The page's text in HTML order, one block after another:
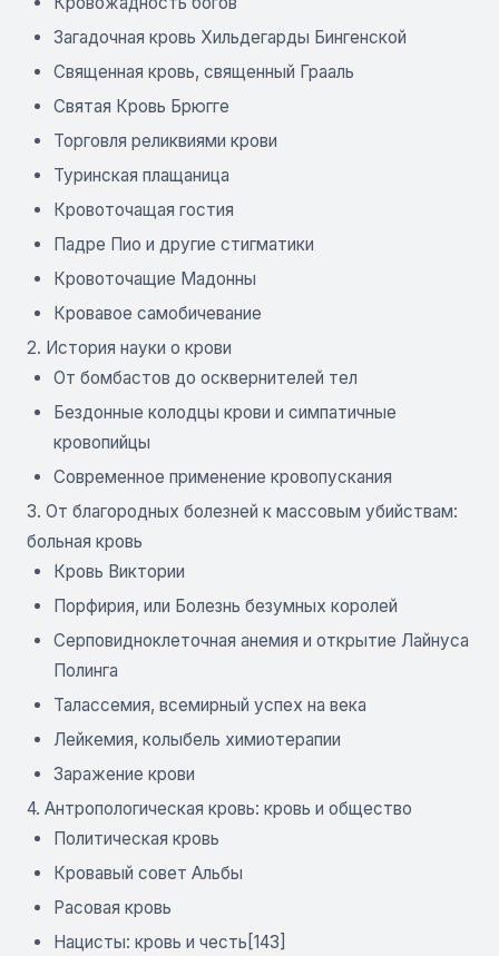
Загадочная кровь Хильдегарды Бингенской
Священная кровь, священный Грааль
Святая Кровь Брюгге
Торговля реликвиями крови
Туринская плащаница
Кровоточащая гостия
Падре Пио и другие стигматики
Кровоточащие Мадонны
Кровавое самобичевание
2. История науки о крови
От бомбастов до осквернителей тел
Бездонные колодцы крови и симпатичные
кровопийцы
Современное применение кровопускания
3. От благородных болезней к массовым убийствам:
больная кровь
Кровь Виктории
Порфирия, или Болезнь безумных королей
Серповидноклеточная анемия и открытие Лайнуса
Полинга
Талассемия, всемирный успех на века
Лейкемия, колыбель химиотерапии
Заражение крови
4. Антропологическая кровь: кровь и общество
Политическая кровь
Кровавый совет Альбы
Расовая кровь
Нацисты: кровь и честь[143]